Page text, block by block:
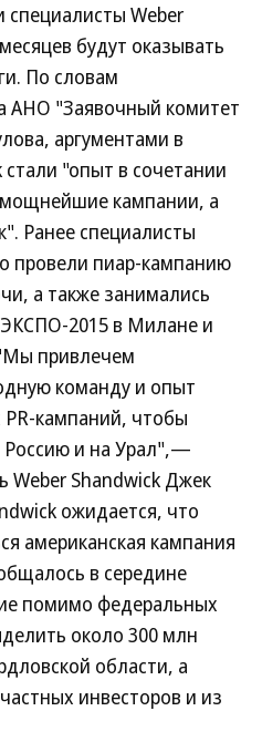
специалисты Weber
будут оказывать
По словам
АНО "Заявочный комитет
аргументами в
"опыт в сочетании
кампании, а
Ранее специалисты
провели пиар-кампанию
а также занимались
2015 в Милане и
привлечем
команду и опыт
кампаний, чтобы
Россию и на Урал",—
Weber Shandwick Джек
ожидается, что
американская кампания
в середине
помимо федеральных
около 300 млн
области, а
инвесторов и из